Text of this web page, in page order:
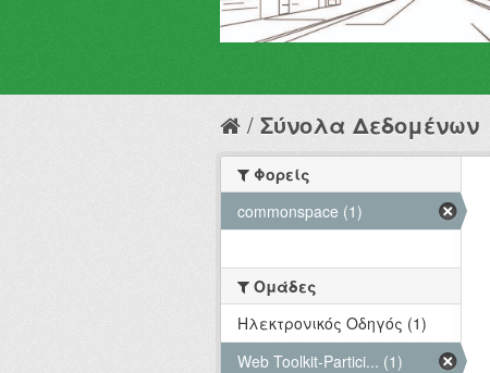
Σύνολα Δεδομένων
Φορείς
commonspace (1)
Ομάδες
Hλεκτρονικός Οδηγός (1)
Web Toolkit-Partici... (1)